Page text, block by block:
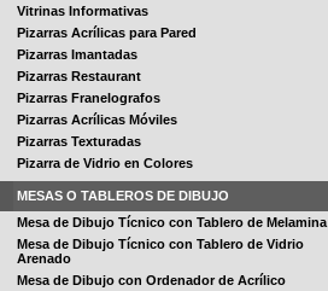
Vitrinas Informativas
Pizarras Acrílicas para Pared
Pizarras Imantadas
Pizarras Restaurant
Pizarras Franelografos
Pizarras Acrílicas Móviles
Pizarras Texturadas
Pizarra de Vidrio en Colores
MESAS O TABLEROS DE DIBUJO
Mesa de Dibujo Tícnico con Tablero de Melamina
Mesa de Dibujo Tícnico con Tablero de Vidrio
Arenado
Mesa de Dibujo con Ordenador de Acrílico